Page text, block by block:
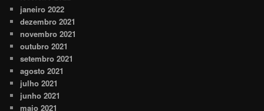
janeiro 2022
dezembro 2021
novembro 2021
outubro 2021
setembro 2021
agosto 2021
julho 2021
junho 2021
maio 2021